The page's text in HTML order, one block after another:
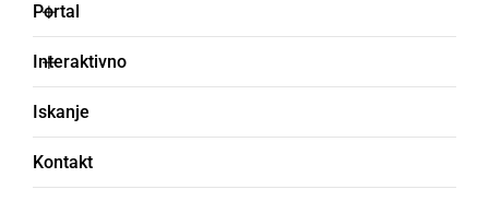
Portal
Interaktivno
Iskanje
Kontakt
NAJMLAJŠI
Noč čarovnic v Gančanih